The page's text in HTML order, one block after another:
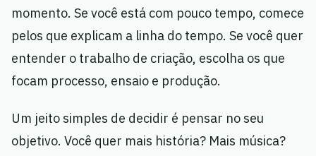
momento. Se você está com pouco tempo, comece
pelos que explicam a linha do tempo. Se você quer
entender o trabalho de criação, escolha os que
focam processo, ensaio e produção.
Um jeito simples de decidir é pensar no seu
objetivo. Você quer mais história? Mais música?